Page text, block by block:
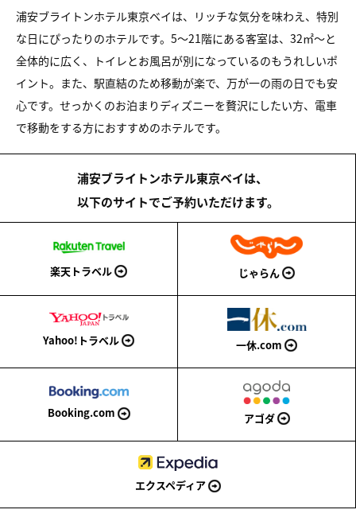
浦安ブライトンホテル東京ベイは、リッチな気分を味わえ、特別
な日にぴったりのホテルです。5〜21階にある客室は、32㎡〜と
全体的に広く、トイレとお風呂が別になっているのもうれしいポ
イント。また、駅直結のため移動が楽で、万が一の雨の日でも安
心です。せっかくのお泊まりディズニーを贅沢にしたい方、電車
で移動をする方におすすめのホテルです。
浦安ブライトンホテル東京ベイは、
以下のサイトでご予約いただけます。
楽天トラベル じゃらん
Yahoo!トラベル 一休.com
Booking.com アゴダ
エクスペディア